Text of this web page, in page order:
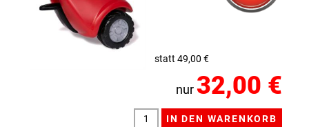
statt 49,00 €
nur32,00 €